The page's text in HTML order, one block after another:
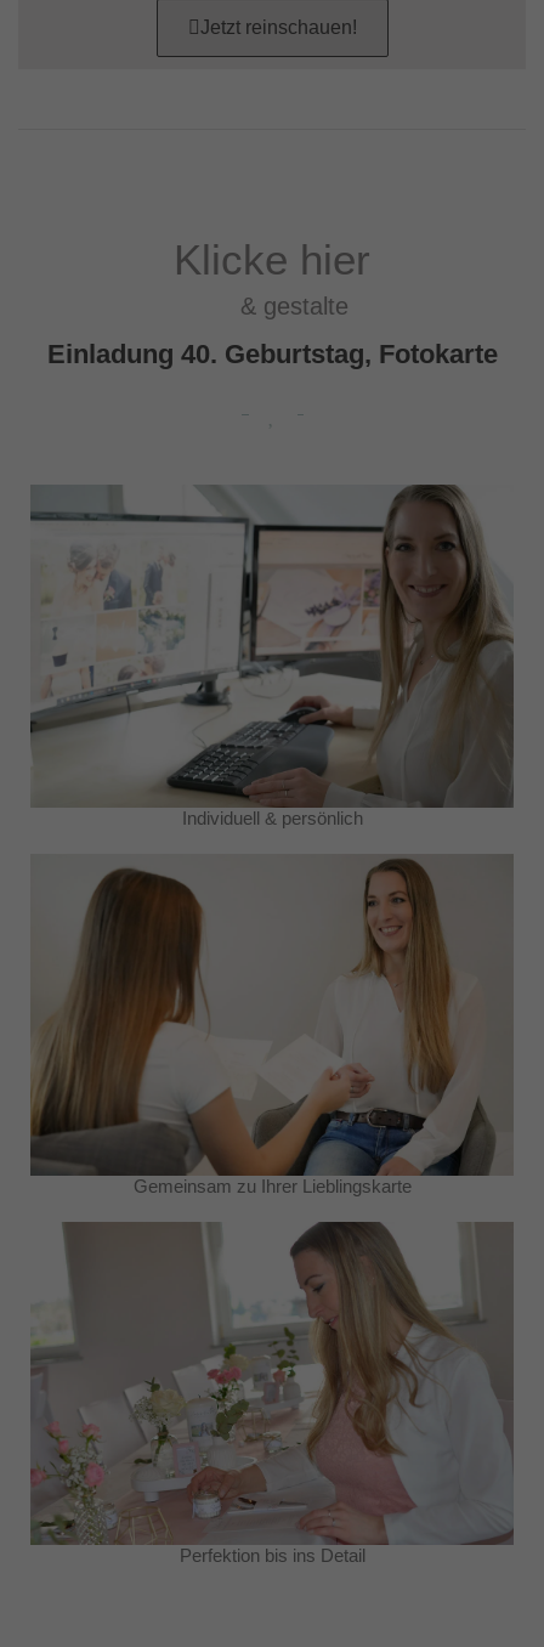
Jetzt reinschauen!
Klicke hier
& gestalte
Einladung 40. Geburtstag, Fotokarte
Individuell & persönlich
Gemeinsam zu Ihrer Lieblingskarte
Perfektion bis ins Detail